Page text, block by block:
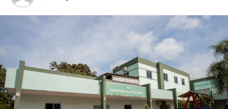
investindo nas pessoas e no
futuro da nossa cidade. A
reforma da quadra, a
qualificação do pátio e as
melhorias de acessibilidade
vão proporcionar mais